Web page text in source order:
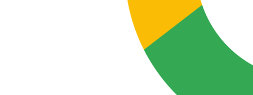
Mundial 2026 La Sole en Cadena 3